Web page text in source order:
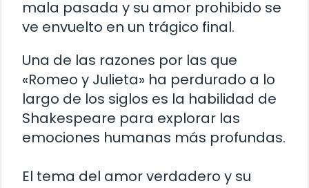
mala pasada y su amor prohibido se
ve envuelto en un trágico final.
Una de las razones por las que
«Romeo y Julieta» ha perdurado a lo
largo de los siglos es la habilidad de
Shakespeare para explorar las
emociones humanas más profundas.
El tema del amor verdadero y su